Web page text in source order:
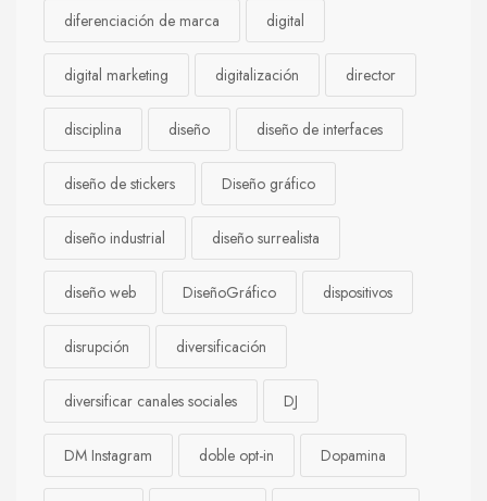
diferenciación de marca digital
digital marketing digitalización director
disciplina diseño diseño de interfaces
diseño de stickers Diseño gráfico
diseño industrial diseño surrealista
diseño web DiseñoGráfico dispositivos
disrupción diversificación
diversificar canales sociales DJ
DM Instagram doble opt-in Dopamina